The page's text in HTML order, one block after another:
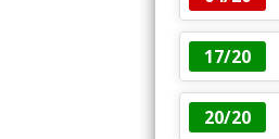
17/20
20/20